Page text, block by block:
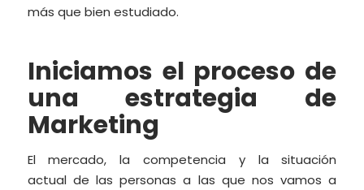
más que bien estudiado.
Iniciamos el proceso de
una estrategia de
Marketing
El mercado, la competencia y la situación
actual de las personas a las que nos vamos a